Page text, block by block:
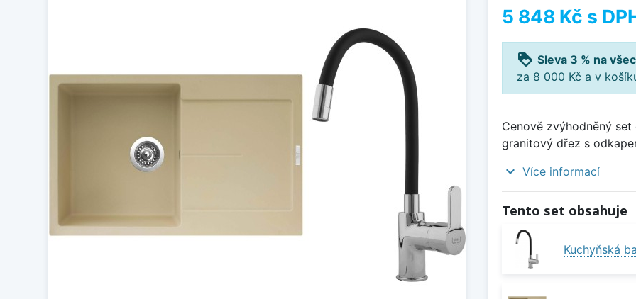
5 848 Kč s
loyalty Sleva 3 % na
za 8 000 Kč a v
Cenově zvýhodněný set
granitový dřez s
expand_more Více informací
Tento set obsahuje
Kuchyňská